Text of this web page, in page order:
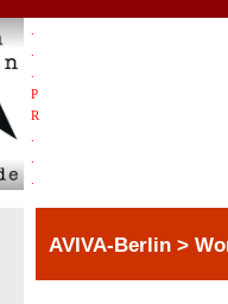
P
R
AVIVA-Berlin >